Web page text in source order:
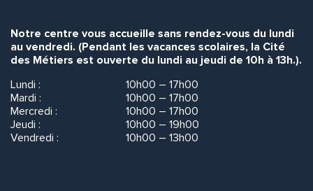
Notre centre vous accueille sans rendez-vous du lundi
au vendredi. (Pendant les vacances scolaires, la Cité
des Métiers est ouverte du lundi au jeudi de 10h à 13h.).
Lundi :
10h00 – 17h00
Mardi :
10h00 – 17h00
Mercredi :
10h00 – 17h00
Jeudi :
10h00 – 19h00
Vendredi :
10h00 – 13h00